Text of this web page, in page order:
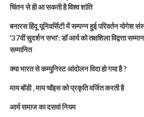
चिंतन से ही आ सकती है विश्व शांति
बनारस हिंदू यूनिवर्सिटी में सम्पन्न हुई परिवर्तन योगेश
’37वीं सुदर्शन सभा’: डॉ आर्य को तक्षशिला विद्वत्ता
सम्मानित
क्या भारत से कम्युनिस्ट आंदोलन विदा हो गया है ?
माय बॉडी , माय चॉइस को प्रकृति वर्जित करती है
आर्य समाज का दसवां नियम